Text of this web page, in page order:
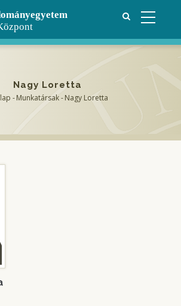
Nagy Loretta
- Munkatársak - Nagy Loretta